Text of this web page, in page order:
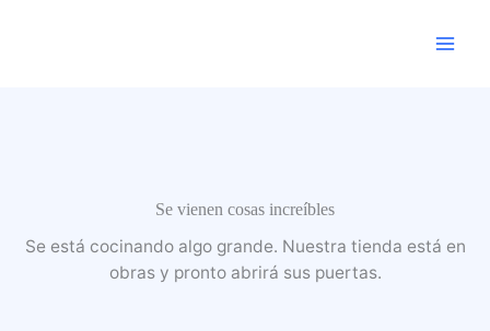
Se vienen cosas increíbles
Se está cocinando algo grande. Nuestra tienda está en
obras y pronto abrirá sus puertas.